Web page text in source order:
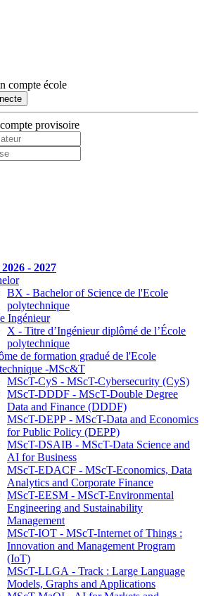
compte école
provisoire
- 2027
BX - Bachelor of Science de l'Ecole
polytechnique
Ingénieur
X - Titre d’Ingénieur diplômé de l’École
polytechnique
de formation gradué de l'Ecole
-MSc&T
MScT-CyS - MScT-Cybersecurity (CyS)
MScT-DDDF - MScT-Double Degree
Data and Finance (DDDF)
MScT-DEPP - MScT-Data and Economics
for Public Policy (DEPP)
MScT-DSAIB - MScT-Data Science and
AI for Business
MScT-EDACF - MScT-Economics, Data
Analytics and Corporate Finance
MScT-EESM - MScT-Environmental
Engineering and Sustainability
Management
MScT-IOT - MScT-Internet of Things :
Innovation and Management Program
(IoT)
MScT-LLGA - Track : Large Language
Models, Graphs and Applications